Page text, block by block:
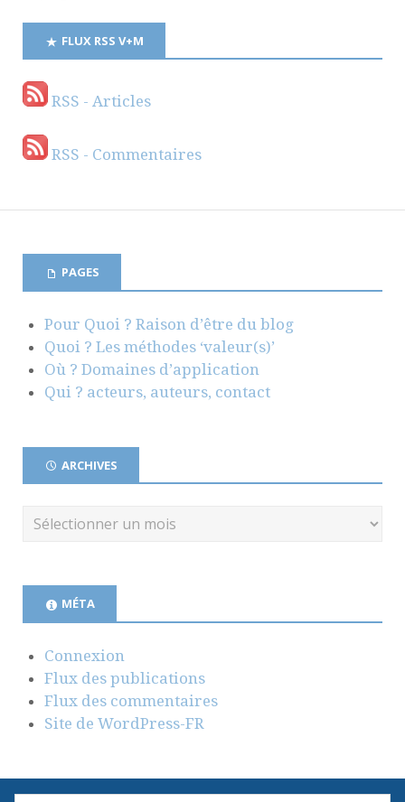
FLUX RSS V+M
RSS - Articles
RSS - Commentaires
PAGES
Pour Quoi ? Raison d’être du blog
Quoi ? Les méthodes ‘valeur(s)’
Où ? Domaines d’application
Qui ? acteurs, auteurs, contact
ARCHIVES
MÉTA
Connexion
Flux des publications
Flux des commentaires
Site de WordPress-FR